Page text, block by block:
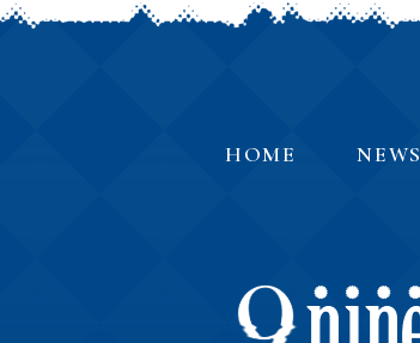
HOME NEWS